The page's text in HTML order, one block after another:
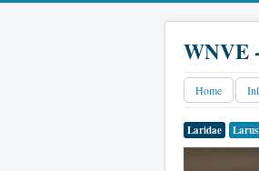
WNVE
Home
Laridae Larus